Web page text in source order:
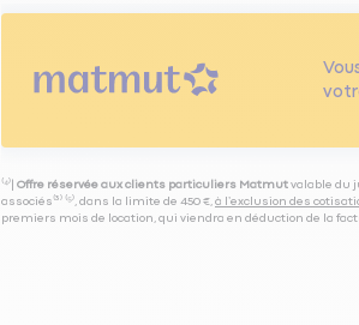
⁽⁴⁾| Offre réservée aux clients particuliers Matmut valable du
associés⁽³⁾ ⁽⁵⁾, dans la limite de 450 €, à l’exclusion des
premiers mois de location, qui viendra en déduction de la